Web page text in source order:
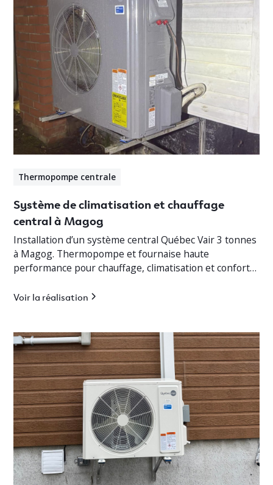
Thermopompe centrale
Système de climatisation et chauffage
central à Magog
Installation d’un système central Québec Vair 3 tonnes
à Magog. Thermopompe et fournaise haute
performance pour chauffage, climatisation et confort
Voir la réalisation